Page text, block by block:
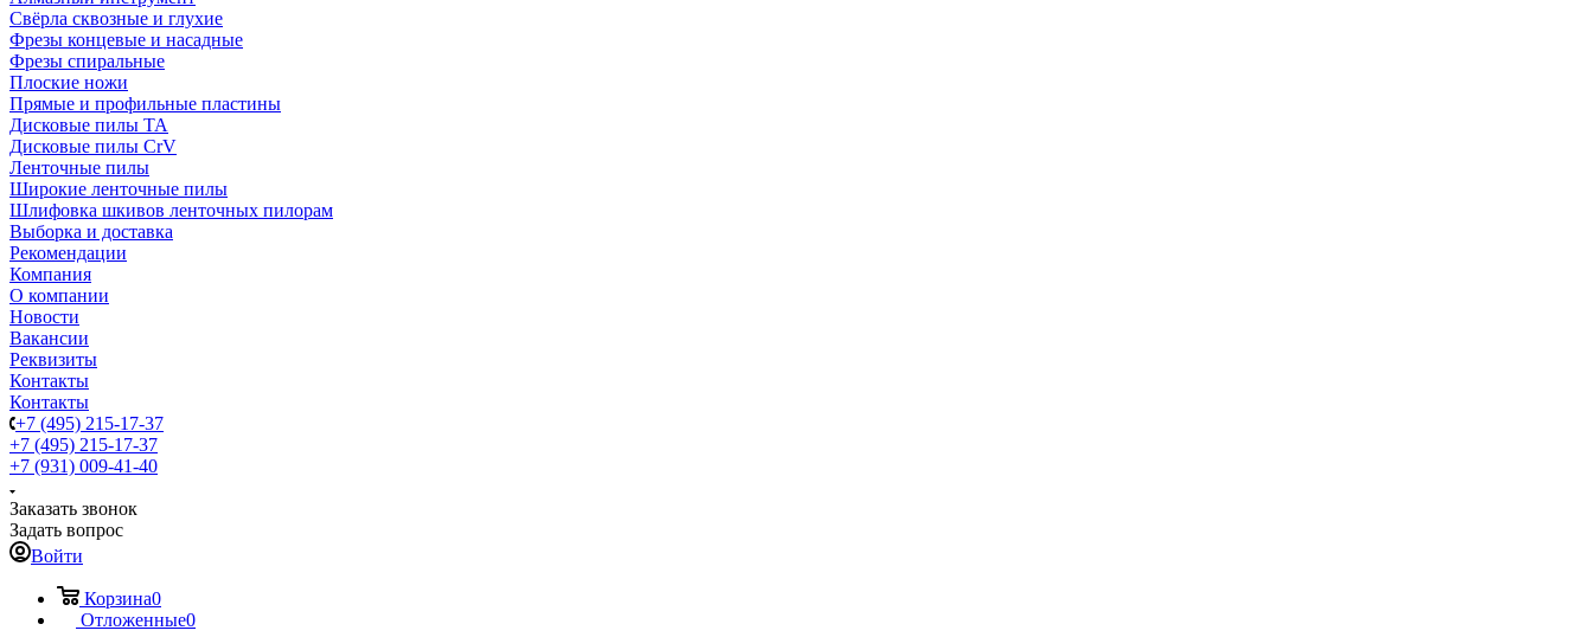
Свёрла сквозные и глухие
Фрезы концевые и насадные
Фрезы спиральные
Плоские ножи
Прямые и профильные пластины
Дисковые пилы TA
Дисковые пилы CrV
Ленточные пилы
Широкие ленточные пилы
Шлифовка шкивов ленточных пилорам
Выборка и доставка
Рекомендации
Компания
О компании
Новости
Вакансии
Реквизиты
Контакты
Контакты
+7 (495) 215-17-37
+7 (495) 215-17-37
+7 (931) 009-41-40
Заказать звонок
Задать вопрос
Войти
Корзина0
Отложенные0